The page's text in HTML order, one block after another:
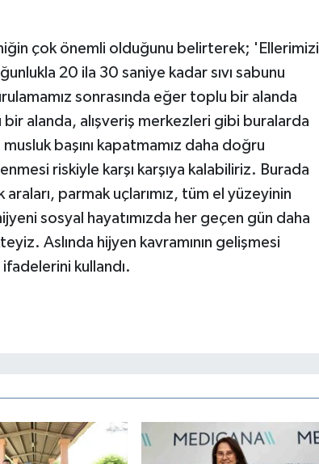
çok önemli olduğunu belirterek; 'Ellerimizi
20 ila 30 saniye kadar sıvı sabunu
sonrasında eğer toplu bir alanda
alanda, alışveriş merkezleri gibi buralarda
başını kapatmamız daha doğru
riskiyle karşı karşıya kalabiliriz. Burada
parmak uçlarımız, tüm el yüzeyinin
sosyal hayatımızda her geçen gün daha
Aslında hijyen kavramının gelişmesi
kullandı.